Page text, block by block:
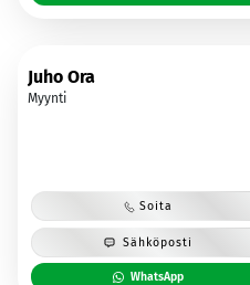
Juho Ora
Myynti
Soita
Sähköposti
WhatsApp